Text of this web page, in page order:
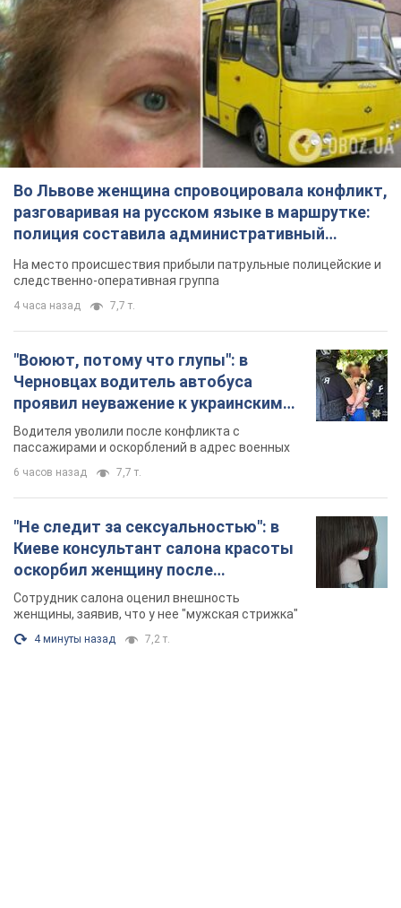
Во Львове женщина спровоцировала конфликт,
разговаривая на русском языке в маршрутке:
полиция составила административный
протокол. Видео
На место происшествия прибыли патрульные полицейские и
следственно-оперативная группа
4 часа назад 7,7 т.
"Воюют, потому что глупы": в
Черновцах водитель автобуса
проявил неуважение к украинским
военным и поплатился за это.
Видео
Водителя уволили после конфликта с
пассажирами и оскорблений в адрес военных
6 часов назад 7,7 т.
"Не следит за сексуальностью": в
Киеве консультант салона красоты
оскорбил женщину после
химиотерапии, разгорелся скандал.
Фото
Сотрудник салона оценил внешность
женщины, заявив, что у нее "мужская стрижка"
4 минуты назад 7,2 т.